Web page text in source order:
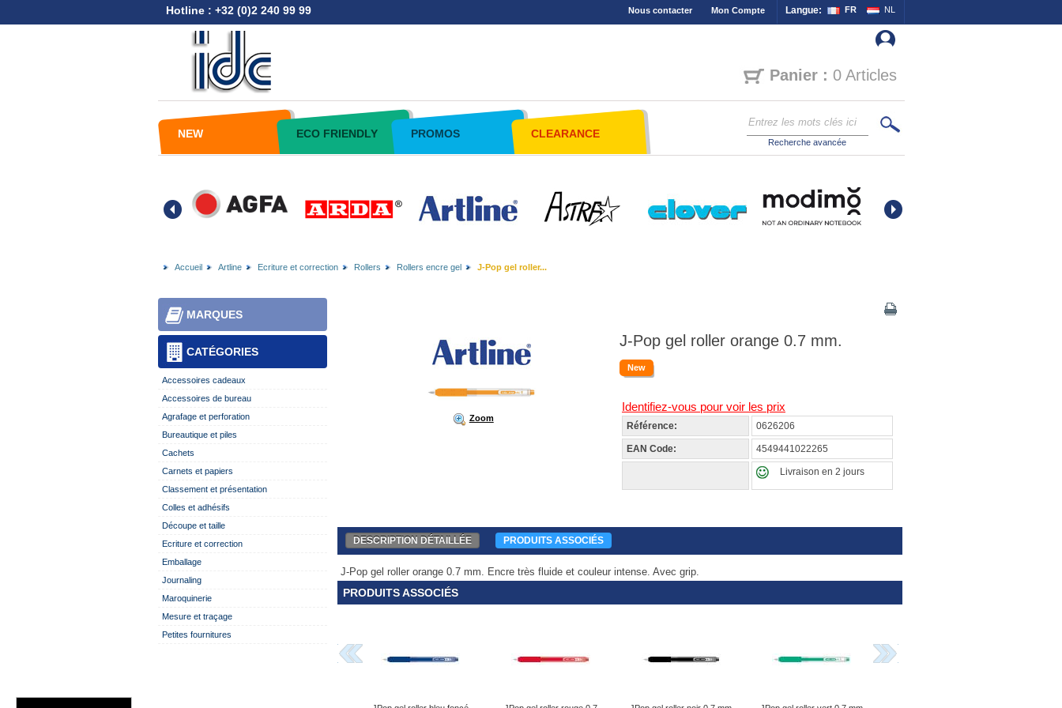
Hotline : +32 (0)2 240 99 99 Langue: FR NL
Nous contacter Mon Compte
Panier : 0 Articles
NEW ECO FRIENDLY PROMOS CLEARANCE
Recherche avancée
Accueil Artline Ecriture et correction Rollers Rollers encre gel J-Pop gel roller...
CATÉGORIES
MARQUES
Accessoires cadeaux
Accessoires de bureau
Agrafage et perforation
Bureautique et piles
Cachets
Carnets et papiers
Classement et présentation
Colles et adhésifs
Découpe et taille
Ecriture et correction
Emballage
Journaling
Maroquinerie
Mesure et traçage
Petites fournitures
Zoom
J-Pop gel roller orange 0.7 mm.
New
Identifiez-vous pour voir les prix
Référence: 0626206
EAN Code: 4549441022265
Livraison en 2 jours
DESCRIPTION DÉTAILLÉE PRODUITS ASSOCIÉS
J-Pop gel roller orange 0.7 mm. Encre très fluide et couleur intense. Avec grip.
PRODUITS ASSOCIÉS